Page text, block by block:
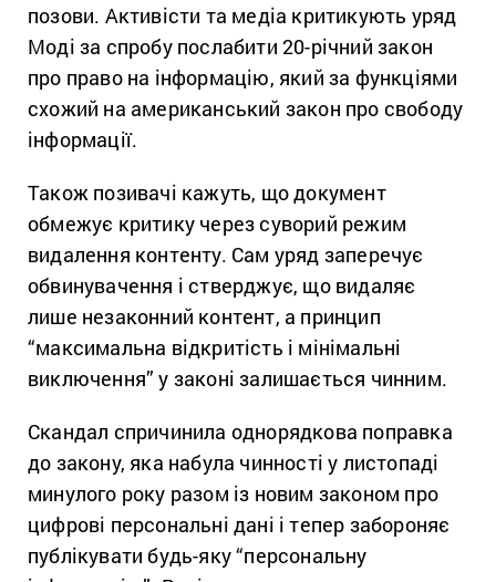
позови. Активісти та медіа критикують уряд
Моді за спробу послабити 20-річний закон
про право на інформацію, який за функціями
схожий на американський закон про свободу
інформації.
Також позивачі кажуть, що документ
обмежує критику через суворий режим
видалення контенту. Сам уряд заперечує
обвинувачення і стверджує, що видаляє
лише незаконний контент, а принцип
“максимальна відкритість і мінімальні
виключення” у законі залишається чинним.
Скандал спричинила однорядкова поправка
до закону, яка набула чинності у листопаді
минулого року разом із новим законом про
цифрові персональні дані і тепер забороняє
публікувати будь-яку “персональну